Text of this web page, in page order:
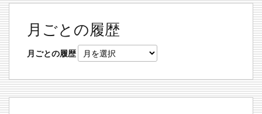
月ごとの履歴
月ごとの履歴